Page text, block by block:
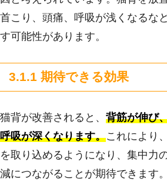
首こり、頭痛、呼吸が浅くなるな
す可能性があります。
3.1.1 期待できる効果
猫背が改善されると、 背筋が伸び
呼吸が深くなります。これにより
を取り込めるようになり、集中力
減につながることが期待できます